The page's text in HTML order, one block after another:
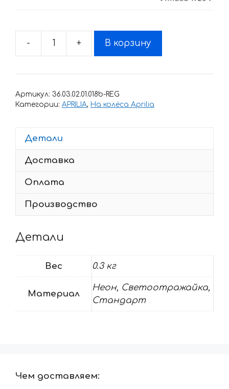
-
Количество
Комплект
с
мотоцикла
+ В корзину
Артикул: 36.03.02.01.018b-REG
Категории: APRILIA, На колёса Aprilia
Детали
Доставка
Оплата
Производство
Детали
Вес 0.3 кг
Материал
Неон, Светоотражайка,
Стандарт
Чем доставляем: